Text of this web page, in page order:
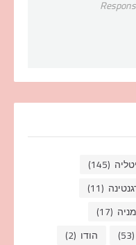
(145)
(11)
(17)
(53) הודו (2)